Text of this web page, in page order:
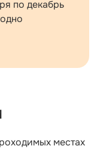
по декабрь
местах